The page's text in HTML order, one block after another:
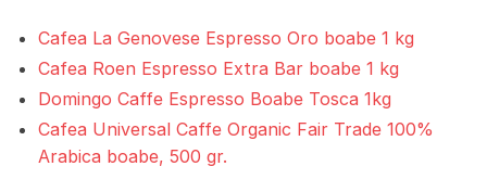
Cafea La Genovese Espresso Oro boabe 1 kg
Cafea Roen Espresso Extra Bar boabe 1 kg
Domingo Caffe Espresso Boabe Tosca 1kg
Cafea Universal Caffe Organic Fair Trade 100%
Arabica boabe, 500 gr.